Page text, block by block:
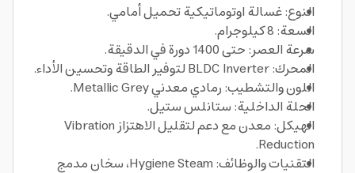
النوع: غسالة اوتوماتيكية تحميل أمامي.
السعة: 8 كيلوجرام.
سرعة العصر: حتى 1400 دورة في الدقيقة.
المحرك: BLDC Inverter لتوفير الطاقة وتحسين الأداء.
اللون والتشطيب: رمادي معدني Metallic Grey.
الحلة الداخلية: ستانلس ستيل.
الهيكل: معدن مع دعم لتقليل الاهتزاز Vibration
Reduction.
التقنيات والوظائف: Hygiene Steam، سخان مدمج